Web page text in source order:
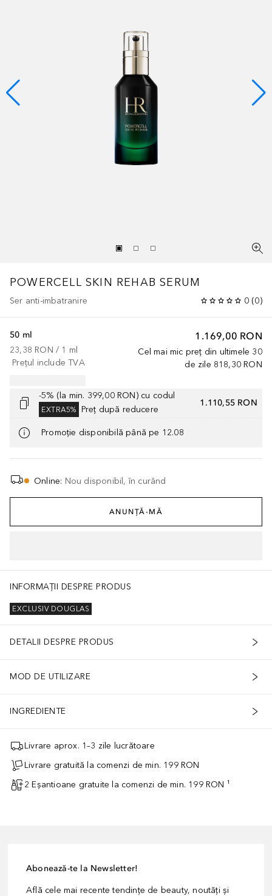
POWERCELL SKIN REHAB SERUM
Ser anti-imbatranire 0 (0)
1.169,00 RON
Cel mai mic preț din ultimele 30
de zile 818,30 RON
50 ml
23,38 RON / 1 ml
Prețul include TVA
-5% (la min. 399,00 RON) cu codul
EXTRA5% Preț după reducere
1.110,55 RON
Promoție disponibilă până pe 12.08
Online: Nou disponibil, în curând
ANUNȚĂ-MĂ
INFORMAȚII DESPRE PRODUS
EXCLUSIV DOUGLAS
DETALII DESPRE PRODUS
MOD DE UTILIZARE
INGREDIENTE
Livrare aprox. 1–3 zile lucrătoare
Livrare gratuită la comenzi de min. 199 RON
2 Eșantioane gratuite la comenzi de min. 199 RON ¹
Abonează-te la Newsletter!
Află cele mai recente tendințe de beauty, noutăți și